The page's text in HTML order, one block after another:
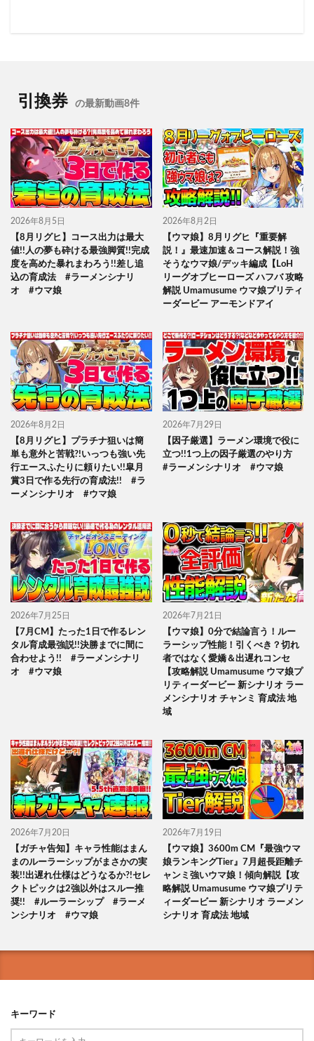
引換券 の最新動画8件
2026年8月5日
【8月リグヒ】コース出力は最大
値!!人の夢も砕ける最強脚質!!完成
度を高めた暴れまわろう!!差し追
込の育成法 #ラーメンシナリ
オ #ウマ娘
2026年8月2日
【ウマ娘】8月リグヒ『重要解
説！』最速加速＆コース解説！強
そうなウマ娘/デッキ編成【LoH
リーグオブヒーローズ ハフバ 攻略
解説 Umamusume ウマ娘プリティ
ーダービー アーモンドアイ
2026年8月2日
【8月リグヒ】プラチナ狙いは簡
単も意外と苦戦?!いっつも強い先
行エースふたりに頼りたい!!皐月
賞3日で作る先行の育成法!! #ラ
ーメンシナリオ #ウマ娘
2026年7月29日
【因子厳選】ラーメン環境で役に
立つ!!1つ上の因子厳選のやり方
#ラーメンシナリオ #ウマ娘
2026年7月25日
【7月CM】たった1日で作るレン
タル育成最強説!!決勝までに間に
合わせよう!! #ラーメンシナリ
オ #ウマ娘
2026年7月21日
【ウマ娘】0分で結論言う！ルー
ラーシップ性能！引くべき？切れ
者ではなく愛嬌＆出遅れコンセ
【攻略解説 Umamusume ウマ娘プ
リティーダービー 新シナリオ ラー
メンシナリオ チャンミ 育成法 地
域
2026年7月20日
【ガチャ告知】キャラ性能はまん
まのルーラーシップがまさかの実
装!!出遅れ仕様はどうなるか?!セレ
クトピックは2強以外はスルー推
奨!! #ルーラーシップ #ラーメ
ンシナリオ #ウマ娘
2026年7月19日
【ウマ娘】3600m CM『最強ウマ
娘ランキングTier』7月超長距離チ
ャンミ強いウマ娘！傾向解説【攻
略解説 Umamusume ウマ娘プリテ
ィーダービー 新シナリオ ラーメン
シナリオ 育成法 地域
キーワード